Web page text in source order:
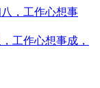
工作心想事成，